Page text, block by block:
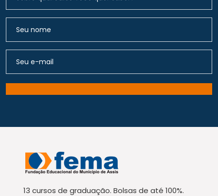
13 cursos de graduação. Bolsas de até 100%.